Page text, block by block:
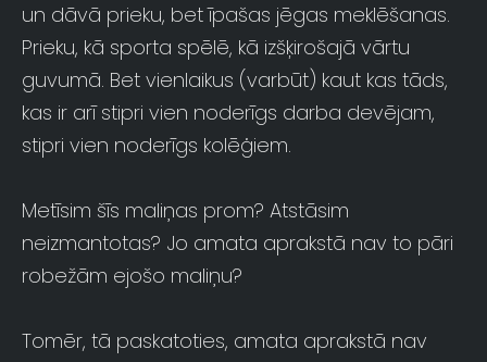
un dāvā prieku, bet īpašas jēgas meklēšanas.
Prieku, kā sporta spēlē, kā izšķirošajā vārtu
guvumā. Bet vienlaikus (varbūt) kaut kas tāds,
kas ir arī stipri vien noderīgs darba devējam,
stipri vien noderīgs kolēģiem.
Metīsim šīs maliņas prom? Atstāsim
neizmantotas? Jo amata aprakstā nav to pāri
robežām ejošo maliņu?
Tomēr, tā paskatoties, amata aprakstā nav